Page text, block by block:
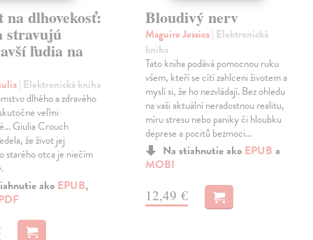
na dlhovekosť:
stravujú
ľudia na
| Elektronická kniha
dlhého a zdravého
veľmi
Giulia Crouch
že život jej
starého otca je niečím
ako EPUB,
Bloudivý nerv
Maguire Jessica| Elektronická
kniha
Tato kniha podává pomocnou ruku
všem, kteří se cítí zahlceni životem a
myslí si, že ho nezvládají. Bez ohledu
na vaši aktuální neradostnou realitu,
míru stresu nebo paniky či hloubku
deprese a pocitů bezmoci…
Na stiahnutie ako EPUB a
MOBI
12,49 €